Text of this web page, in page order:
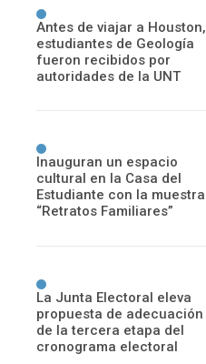
Antes de viajar a Houston,
estudiantes de Geología
fueron recibidos por
autoridades de la UNT
Inauguran un espacio
cultural en la Casa del
Estudiante con la muestra
“Retratos Familiares”
La Junta Electoral eleva
propuesta de adecuación
de la tercera etapa del
cronograma electoral